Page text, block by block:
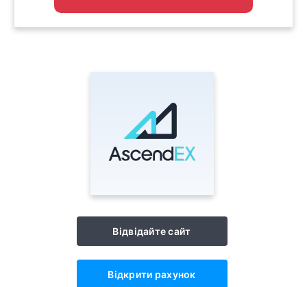
Відвідайте сайт
Відкрити рахунок